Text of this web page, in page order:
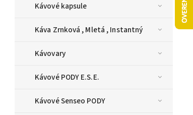
Kávové kapsule
Káva Zrnková , Mletá , Instantný
Kávovary
Kávové PODY E.S.E.
Kávové Senseo PODY